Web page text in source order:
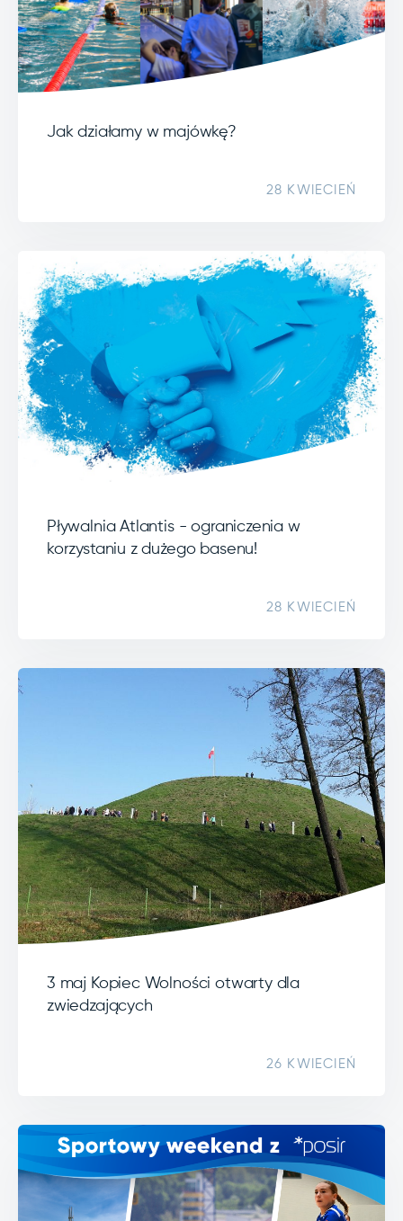
Jak działamy w majówkę?
28 KWIECIEŃ
Pływalnia Atlantis - ograniczenia w
korzystaniu z dużego basenu!
28 KWIECIEŃ
3 maj Kopiec Wolności otwarty dla
zwiedzających
26 KWIECIEŃ